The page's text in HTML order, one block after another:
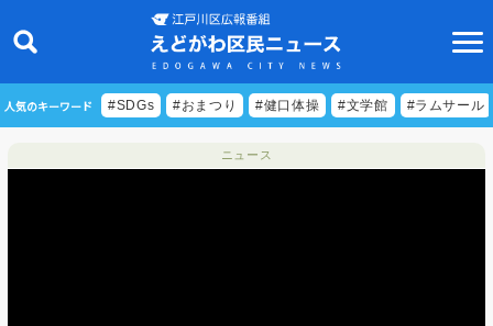
人気のキーワード #SDGs #おまつり #健口体操 #文学館 #ラムサール
ニュース